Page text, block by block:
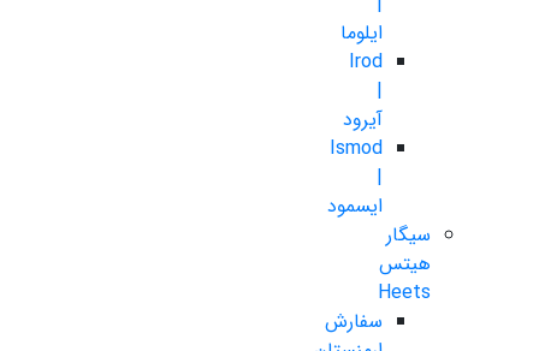
ایلوما
Irod
|
آیرود
Ismod
|
ایسمود
سیگار
هیتس
Heets
سفارش